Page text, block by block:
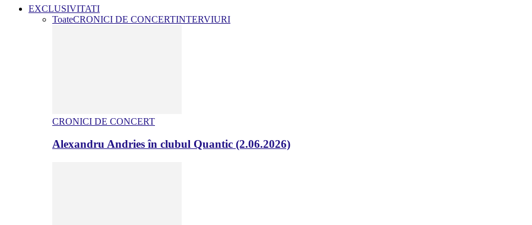
EXCLUSIVITATI
ToateCRONICI DE CONCERTINTERVIURI
CRONICI DE CONCERT
Alexandru Andries în clubul Quantic (2.06.2026)